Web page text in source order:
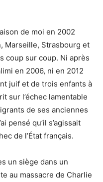
de moi en 2002
Marseille, Strasbourg et
coup sur coup. Ni après
en 2006, ni en 2012
juif et de trois enfants à
sur l’échec lamentable
de ses anciennes
pensé qu’il s’agissait
de l’État français.
un siège dans un
au massacre de Charlie